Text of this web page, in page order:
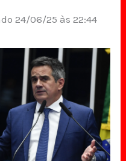
24/06/25 às 22:44